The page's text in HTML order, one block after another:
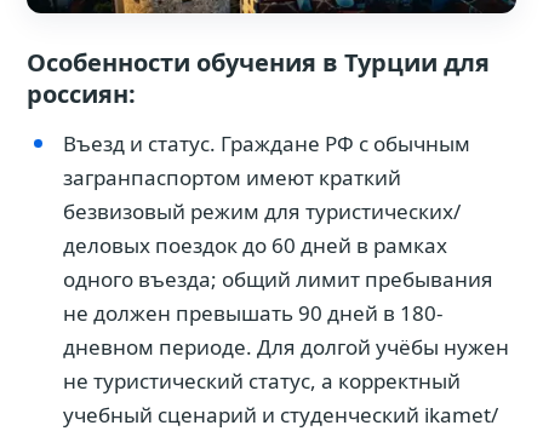
Обзор
Особенности обучения в Турции для
россиян:
Въезд и статус. Граждане РФ с обычным
загранпаспортом имеют краткий
безвизовый режим для туристических/
деловых поездок до 60 дней в рамках
одного въезда; общий лимит пребывания
не должен превышать 90 дней в 180-
дневном периоде. Для долгой учёбы нужен
не туристический статус, а корректный
учебный сценарий и студенческий ikamet/